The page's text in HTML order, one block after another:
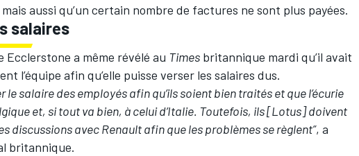
aussi qu’un certain nombre de factures ne sont plus payées.
salaires
Ecclerstone a même révélé au Times britannique mardi qu’il avait
l’équipe afin qu’elle puisse verser les salaires dus.
le salaire des employés afin qu’ils soient bien traités et que l’écurie
et, si tout va bien, à celui d’Italie. Toutefois, ils [Lotus] doivent
discussions avec Renault afin que les problèmes se règlent”, a
britannique.